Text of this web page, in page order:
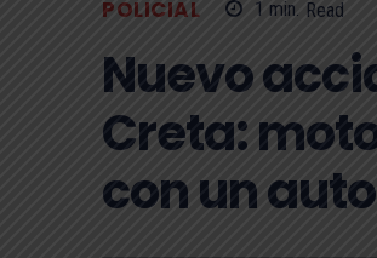
POLICIAL 1 min. Read
Nuevo
Creta:
con un auto